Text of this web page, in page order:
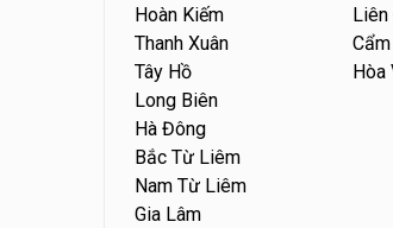
Hoàn Kiếm
Thanh Xuân
Tây Hồ
Long Biên
Hà Đông
Bắc Từ Liêm
Nam Từ Liêm
Gia Lâm
Liên
Hòa